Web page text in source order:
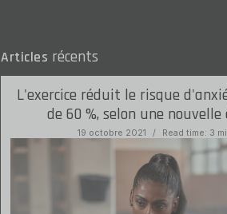
Articles récents
L'exercice réduit le risque
de 60 %, selon une nouvelle
19 octobre 2021 Read time: 3